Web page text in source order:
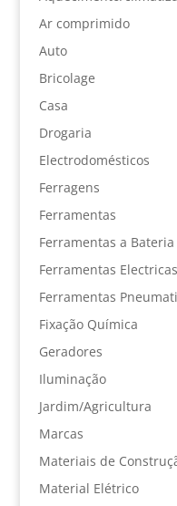
Ar comprimido
Auto
Bricolage
Casa
Drogaria
Electrodomésticos
Ferragens
Ferramentas
Ferramentas a Bateria
Ferramentas Electricas
Ferramentas
Fixação Química
Geradores
Iluminação
Jardim/Agricultura
Marcas
Materiais de
Material Elétrico